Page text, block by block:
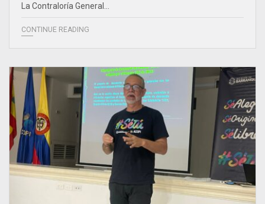
La Contraloría General…
CONTINUE READING